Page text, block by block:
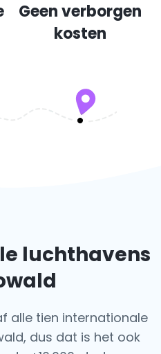
Geen verborgen
kosten
luchthavens
alle tien internationale
dus dat is het ook